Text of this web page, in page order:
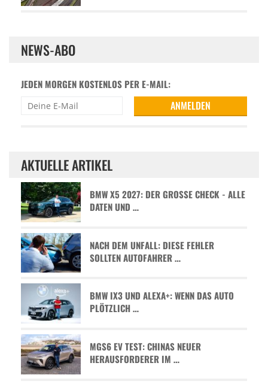
NEWS-ABO
JEDEN MORGEN KOSTENLOS PER E-MAIL:
AKTUELLE ARTIKEL
BMW X5 2027: DER GROSSE CHECK - ALLE D
ATEN UND …
NACH DEM UNFALL: DIESE FEHLER
SOLLTEN AUTOFAHRER …
BMW IX3 UND ALEXA+: WENN DAS AUTO
PLÖTZLICH …
MGS6 EV TEST: CHINAS NEUER
HERAUSFORDERER IM …